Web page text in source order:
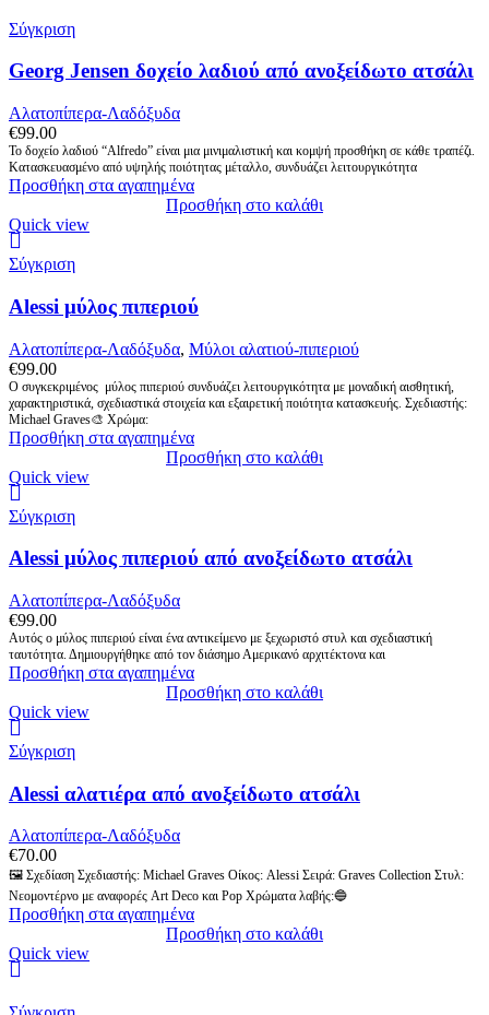
Σύγκριση
Georg Jensen δοχείο λαδιού από ανοξείδωτο ατσάλι
Αλατοπίπερα-Λαδόξυδα
€99.00
Το δοχείο λαδιού “Alfredo” είναι μια μινιμαλιστική και κομψή προσθήκη σε κάθε τραπέζι.
Κατασκευασμένο από υψηλής ποιότητας μέταλλο, συνδυάζει λειτουργικότητα
Προσθήκη στα αγαπημένα
Προσθήκη στο καλάθι
Quick view
Σύγκριση
Alessi μύλος πιπεριού
Αλατοπίπερα-Λαδόξυδα, Μύλοι αλατιού-πιπεριού
€99.00
Ο συγκεκριμένος μύλος πιπεριού συνδυάζει λειτουργικότητα με μοναδική αισθητική,
χαρακτηριστικά, σχεδιαστικά στοιχεία και εξαιρετική ποιότητα κατασκευής. Σχεδιαστής:
Michael Graves🎨 Χρώμα:
Προσθήκη στα αγαπημένα
Προσθήκη στο καλάθι
Quick view
Σύγκριση
Alessi μύλος πιπεριού από ανοξείδωτο ατσάλι
Αλατοπίπερα-Λαδόξυδα
€99.00
Αυτός ο μύλος πιπεριού είναι ένα αντικείμενο με ξεχωριστό στυλ και σχεδιαστική
ταυτότητα. Δημιουργήθηκε από τον διάσημο Αμερικανό αρχιτέκτονα και
Προσθήκη στα αγαπημένα
Προσθήκη στο καλάθι
Quick view
Σύγκριση
Alessi αλατιέρα από ανοξείδωτο ατσάλι
Αλατοπίπερα-Λαδόξυδα
€70.00
🖼️ Σχεδίαση Σχεδιαστής: Michael Graves Οίκος: Alessi Σειρά: Graves Collection Στυλ:
Νεομοντέρνο με αναφορές Art Deco και Pop Χρώματα λαβής:🔵
Προσθήκη στα αγαπημένα
Προσθήκη στο καλάθι
Quick view